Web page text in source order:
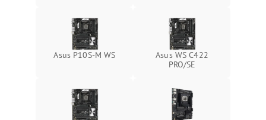
Asus P10S-M WS
Asus WS C422
PRO/SE